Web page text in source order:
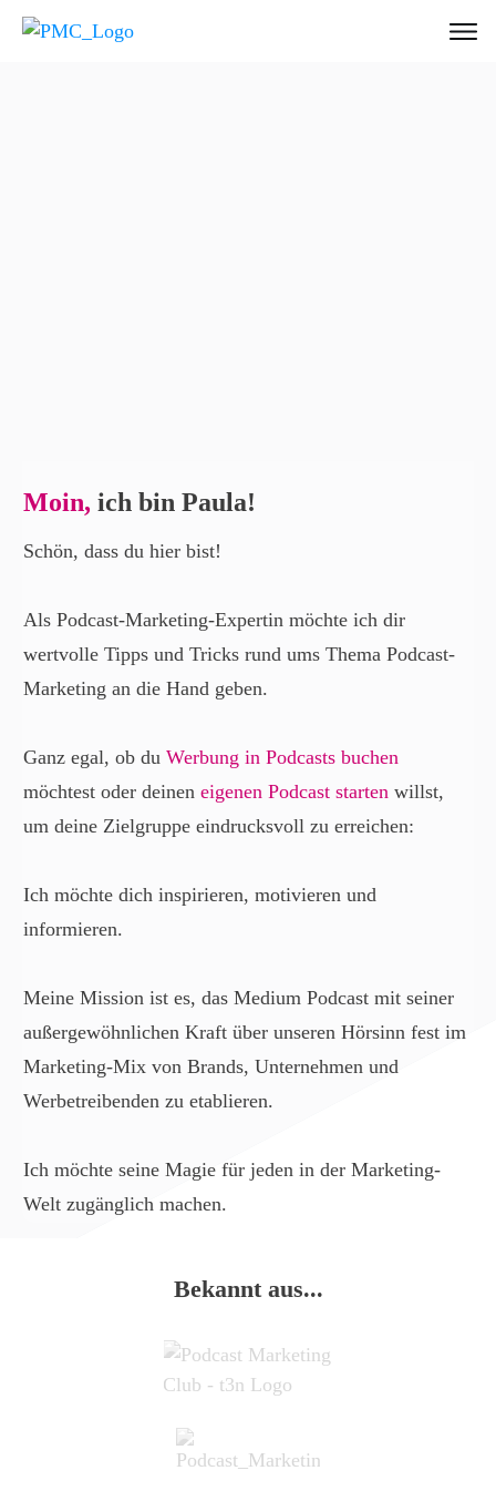
Moin, ich bin Paula!
Schön, dass du hier bist!
Als Podcast-Marketing-Expertin möchte ich dir
wertvolle Tipps und Tricks rund ums Thema Podcast-
Marketing an die Hand geben.
Ganz egal, ob du Werbung in Podcasts buchen
möchtest oder deinen eigenen Podcast starten willst,
um deine Zielgruppe eindrucksvoll zu erreichen:
Ich möchte dich inspirieren, motivieren und
informieren.
Meine Mission ist es, das Medium Podcast mit seiner
außergewöhnlichen Kraft über unseren Hörsinn fest im
Marketing-Mix von Brands, Unternehmen und
Werbetreibenden zu etablieren.
Ich möchte seine Magie für jeden in der Marketing-
Welt zugänglich machen.
Bekannt aus...